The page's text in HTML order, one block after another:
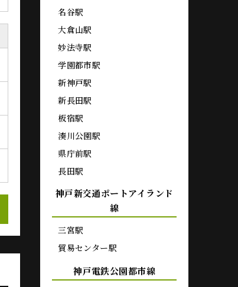
名谷駅
大倉山駅
妙法寺駅
学園都市駅
新神戸駅
新長田駅
板宿駅
湊川公園駅
県庁前駅
長田駅
神戸新交通ポートアイランド
線
三宮駅
貿易センター駅
神戸電鉄公園都市線